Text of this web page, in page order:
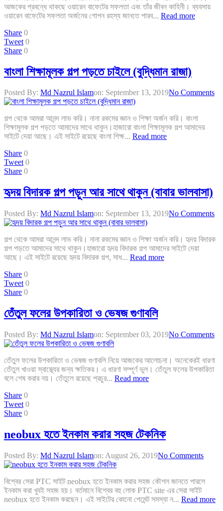
আজকের প্রবন্ধে থাকছে ওয়ারেন বাফেটের সফলতা এবং তাঁর জীবন কাহিনী। ব্যবসায়
ওয়ারেন বাফেটের সফলতা অর্জনের গোপন রহস্য জানতে পারব... Read more
Share 0
Tweet 0
Share 0
বাংলা শিক্ষামূলক গল্প পড়তে চাইলে (বুদ্ধিমান রাজা)
Posted By: Md Nazrul Islamon: September 13, 2019No Comments
গল্প থেকে আমরা আনন্দ লাভ করি। নানা রকমের জ্ঞান ও শিক্ষা অর্জন করি। বাংলা
শিক্ষামূলক গল্প পড়তে আমাদের সাথে থাকুন।হাজারো বাংলা শিক্ষামূলক গল্প আমাদের
সাইটে দেয়া আছে। এই সাইটে রয়েছে বাংলা শিক্ষ... Read more
Share 0
Tweet 0
Share 0
হৃদয় বিদারক গল্প পড়ুন আর সাথে থাকুন (বাবার ভালবাসা)
Posted By: Md Nazrul Islamon: September 13, 2019No Comments
গল্প থেকে আমরা আনন্দ লাভ করি। নানা রকমের জ্ঞান ও শিক্ষা অর্জন করি। হৃদয় বিদারক
গল্প পড়তে আমাদের সাথে থাকুন।হাজারো হৃদয় বিদারক গল্প আমাদের সাইটে দেয়া
আছে। এই সাইটে রয়েছে হৃদয় বিদারক গল্প, সাধ... Read more
Share 0
Tweet 0
Share 0
তেঁতুল ফলের উপকারিতা ও ভেষজ গুণাবলি
Posted By: Md Nazrul Islamon: September 03, 2019No Comments
তেঁতুল ফলের উপকারিতা ও ভেষজ গুণাবলি নিয়ে আজকের আলোচনা। অনেকেরই ধারণা
তেঁতুল খাওয়া স্বাস্থ্যের জন্য ক্ষতিকর। এ ধারণা সম্পূর্ণ ভুল। তেঁতুল ফলের উপকারিতা
বলে শেষ করার নয়। তেঁতুলে রয়েছে প্রচুর... Read more
Share 0
Tweet 0
Share 0
neobux হতে ইনকাম করার সহজ টেকনিক
Posted By: Md Nazrul Islamon: August 26, 2019No Comments
বিশ্বের সেরা PTC সাইট neobux হতে ইনকাম করার সহজ কৌশল জানতে পারলে
ইনকাম করা খুবই সহজ হয়। বর্তমানে বিশ্বের বহু লোক PTC site এর সেরা সাইট
neobux হতে ইনকাম করছেন। এই সাইটের কোনো পেমেন্ট সমস্যা ন... Read more